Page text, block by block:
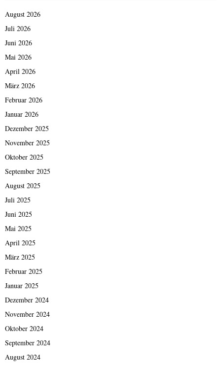
August 2026
Juli 2026
Juni 2026
Mai 2026
April 2026
März 2026
Februar 2026
Januar 2026
Dezember 2025
November 2025
Oktober 2025
September 2025
August 2025
Juli 2025
Juni 2025
Mai 2025
April 2025
März 2025
Februar 2025
Januar 2025
Dezember 2024
November 2024
Oktober 2024
September 2024
August 2024